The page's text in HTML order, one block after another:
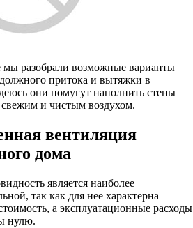
мы разобрали возможные варианты
притока и вытяжки в
они помугут наполнить стены
и чистым воздухом.
вентиляция
дома
является наиболее
так как для нее характерна
а эксплуатационные расходы
нулю.